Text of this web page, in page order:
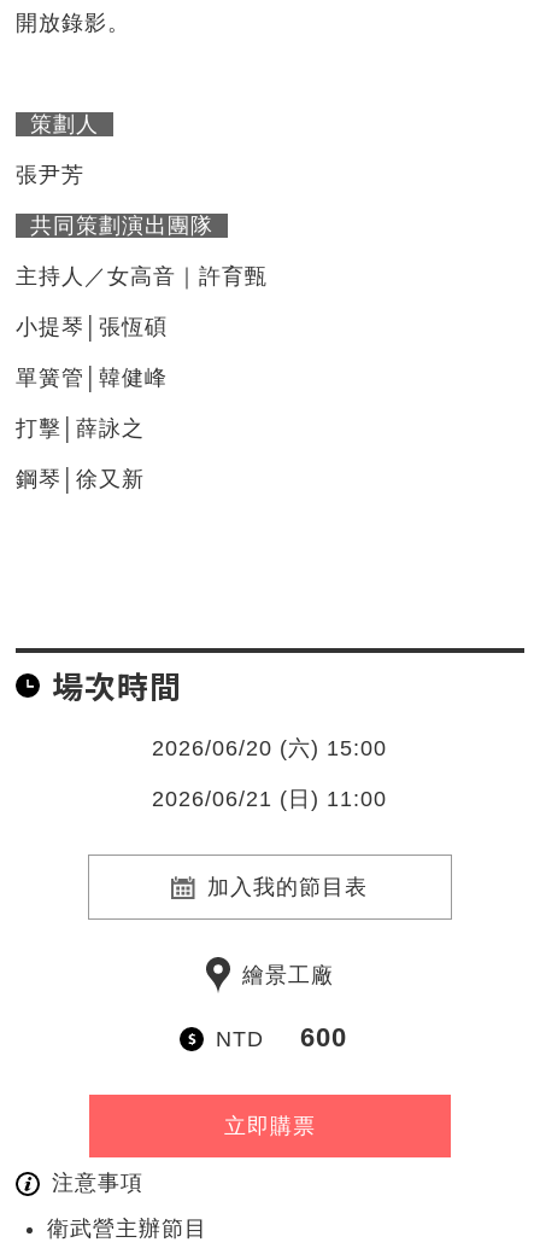
開放錄影。
策劃人
張尹芳
共同策劃演出團隊
主持人／女高音｜許育甄
小提琴│張恆碩
單簧管│韓健峰
打擊│薛詠之
鋼琴│徐又新
場次時間
2026/06/20 (六) 15:00
2026/06/21 (日) 11:00
加入我的節目表
繪景工廠
NTD 600
立即購票
注意事項
衛武營主辦節目